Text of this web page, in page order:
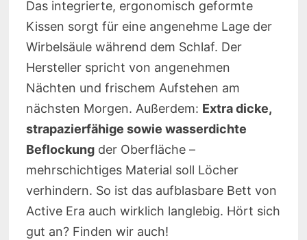
Das integrierte, ergonomisch geformte
Kissen sorgt für eine angenehme Lage der
Wirbelsäule während dem Schlaf. Der
Hersteller spricht von angenehmen
Nächten und frischem Aufstehen am
nächsten Morgen. Außerdem: Extra dicke,
strapazierfähige sowie wasserdichte
Beflockungder Oberfläche –
mehrschichtiges Material soll Löcher
verhindern. So ist das aufblasbare Bett von
Active Era auch wirklich langlebig. Hört sich
gut an? Finden wir auch!